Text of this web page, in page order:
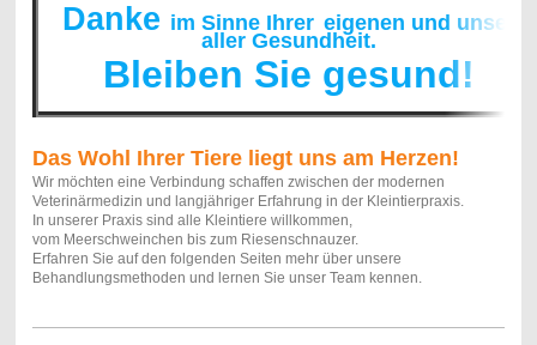
Danke im Sinne Ihrer eigenen und unser
aller Gesundheit.
Bleiben Sie gesund!
Das Wohl Ihrer Tiere liegt uns am Herzen!
Wir möchten eine Verbindung schaffen zwischen der modernen
Veterinärmedizin und langjähriger Erfahrung in der Kleintierpraxis.
In unserer Praxis sind alle Kleintiere willkommen,
vom Meerschweinchen bis zum Riesenschnauzer.
Erfahren Sie auf den folgenden Seiten mehr über unsere
Behandlungsmethoden und lernen Sie unser Team kennen.